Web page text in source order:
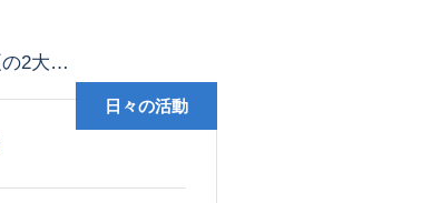
ゼルビア夏の2大まつり、漢祭り&青城祭
日々の活動